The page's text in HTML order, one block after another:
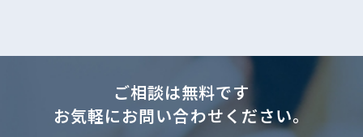
ご相談は無料です
お気軽にお問い合わせください。